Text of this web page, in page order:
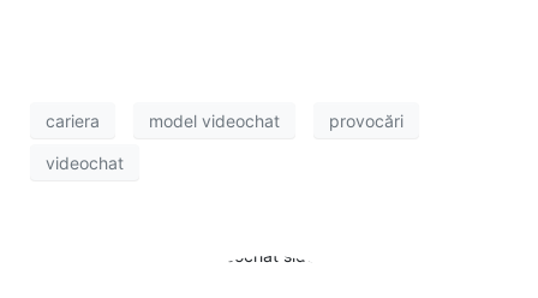
cariera model videochat provocări
videochat